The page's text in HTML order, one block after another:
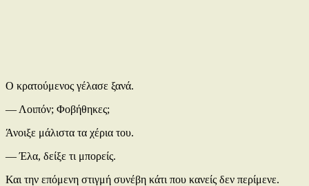
Ο κρατούμενος γέλασε ξανά.
— Λοιπόν; Φοβήθηκες;
Άνοιξε μάλιστα τα χέρια του.
— Έλα, δείξε τι μπορείς.
Και την επόμενη στιγμή συνέβη κάτι που κανείς δεν περίμενε.